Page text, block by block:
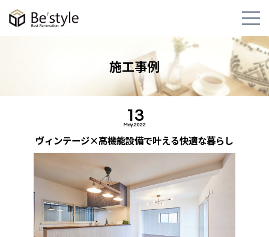
施工事例
13
May.2022
ヴィンテージ×高機能設備で叶える快適な暮らし